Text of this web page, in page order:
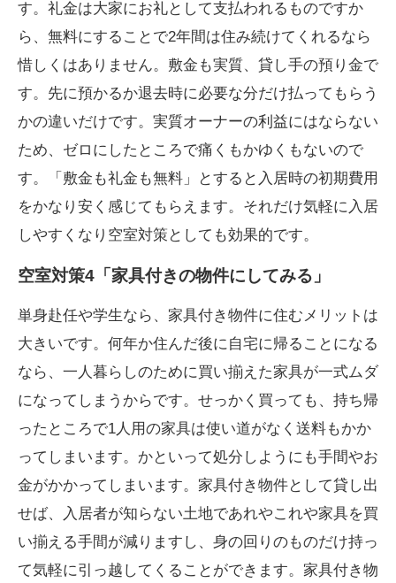
す。礼金は大家にお礼として支払われるものですか
ら、無料にすることで2年間は住み続けてくれるなら
惜しくはありません。敷金も実質、貸し手の預り金で
す。先に預かるか退去時に必要な分だけ払ってもらう
かの違いだけです。実質オーナーの利益にはならない
ため、ゼロにしたところで痛くもかゆくもないので
す。「敷金も礼金も無料」とすると入居時の初期費用
をかなり安く感じてもらえます。それだけ気軽に入居
しやすくなり空室対策としても効果的です。
空室対策4「家具付きの物件にしてみる」
単身赴任や学生なら、家具付き物件に住むメリットは
大きいです。何年か住んだ後に自宅に帰ることになる
なら、一人暮らしのために買い揃えた家具が一式ムダ
になってしまうからです。せっかく買っても、持ち帰
ったところで1人用の家具は使い道がなく送料もかか
ってしまいます。かといって処分しようにも手間やお
金がかかってしまいます。家具付き物件として貸し出
せば、入居者が知らない土地であれやこれや家具を買
い揃える手間が減りますし、身の回りのものだけ持っ
て気軽に引っ越してくることができます。家具付き物